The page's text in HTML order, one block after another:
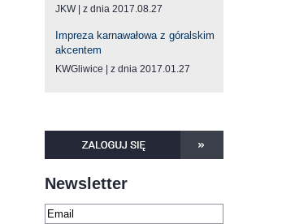
JKW z dnia 2017.08.27
Impreza karnawałowa z góralskim
akcentem
KWGliwice z dnia 2017.01.27
Newsletter